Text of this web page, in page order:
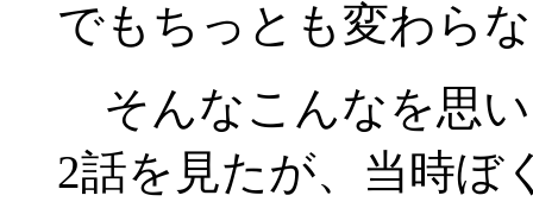
でもちっとも変わら
そんなこんなを思
2話を見たが、当時ぼ